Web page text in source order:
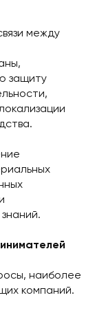
между
защиту
наиболее
компаний.